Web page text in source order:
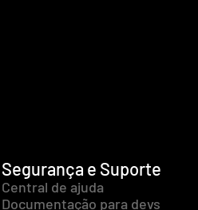
Segurança e Suporte
Central de ajuda
Documentação para devs